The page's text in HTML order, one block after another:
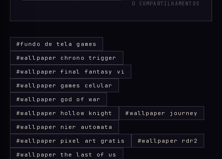
0 COMPARTILHAMENTOS
#fundo de tela games
#wallpaper chrono trigger
#wallpaper final fantasy vi
#wallpaper games celular
#wallpaper god of war
#wallpaper hollow knight
#wallpaper journey
#wallpaper nier automata
#wallpaper pixel art gratis
#wallpaper rdr2
#wallpaper the last of us